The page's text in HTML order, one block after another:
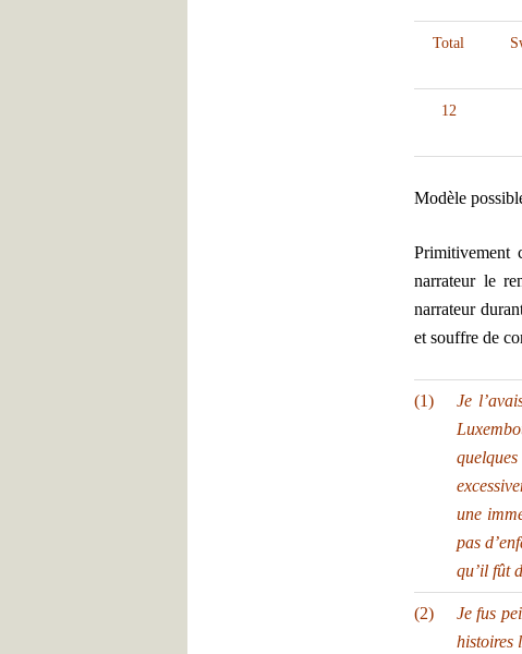
Total
12
Modèle
narrateur le
narrateur
et souffre de
(1) Je
une
pas
qu’il fût
(2)
Je fus
histoires